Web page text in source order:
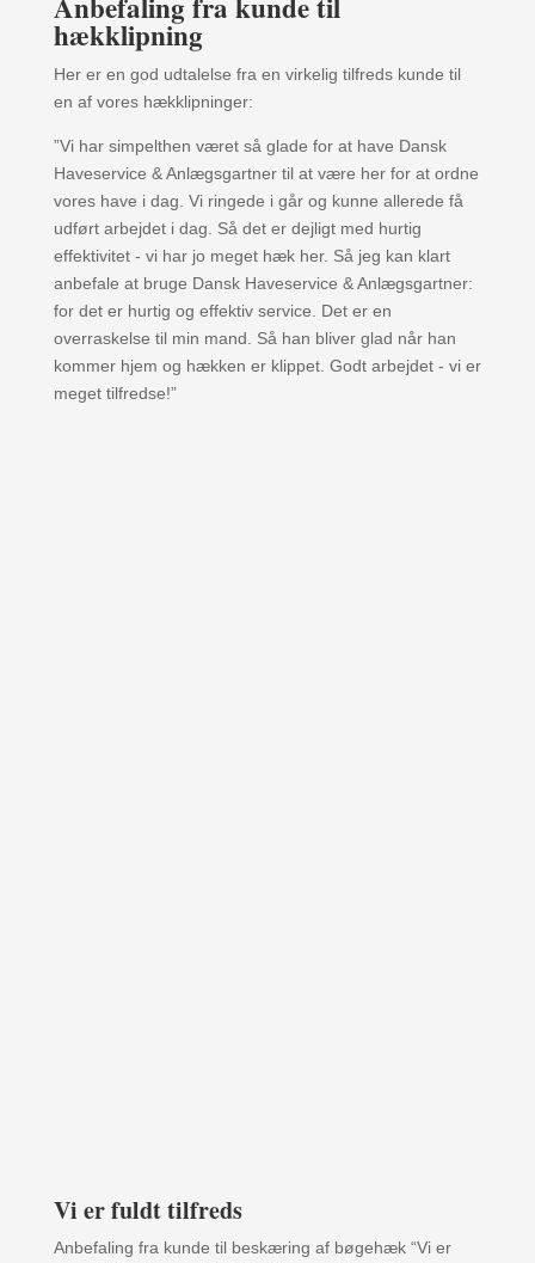
hækklipning
Her er en god udtalelse fra en virkelig tilfreds kunde til
en af vores hækklipninger:
”Vi har simpelthen været så glade for at have Dansk
Haveservice & Anlægsgartner til at være her for at ordne
vores have i dag. Vi ringede i går og kunne allerede få
udført arbejdet i dag. Så det er dejligt med hurtig
effektivitet - vi har jo meget hæk her. Så jeg kan klart
anbefale at bruge Dansk Haveservice & Anlægsgartner:
for det er hurtig og effektiv service. Det er en
overraskelse til min mand. Så han bliver glad når han
kommer hjem og hækken er klippet. Godt arbejdet - vi er
meget tilfredse!”
Vi er fuldt tilfreds
Anbefaling fra kunde til beskæring af bøgehæk “Vi er